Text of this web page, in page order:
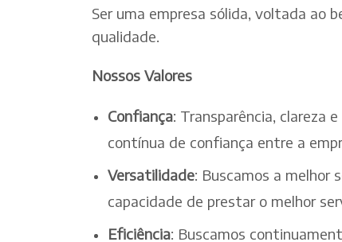
Ser uma empresa sólida, voltada ao
qualidade.
Nossos Valores
Confiança: Transparência, clareza
contínua de confiança entre a
Versatilidade: Buscamos a melhor
capacidade de prestar o melhor
Eficiência: Buscamos